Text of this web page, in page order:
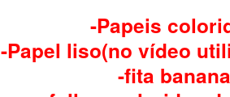
-Papeis
-Papel liso(no vídeo
-fita banana